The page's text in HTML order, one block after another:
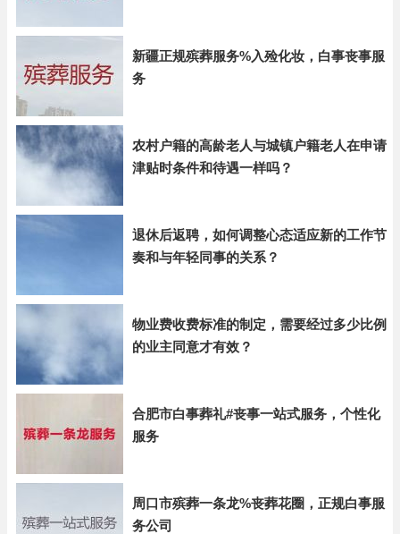
新疆正规殡葬服务%入殓化妆，白事丧事服
务
农村户籍的高龄老人与城镇户籍老人在申请
津贴时条件和待遇一样吗？
退休后返聘，如何调整心态适应新的工作节
奏和与年轻同事的关系？
物业费收费标准的制定，需要经过多少比例
的业主同意才有效？
合肥市白事葬礼#丧事一站式服务，个性化
服务
周口市殡葬一条龙%丧葬花圈，正规白事服
务公司